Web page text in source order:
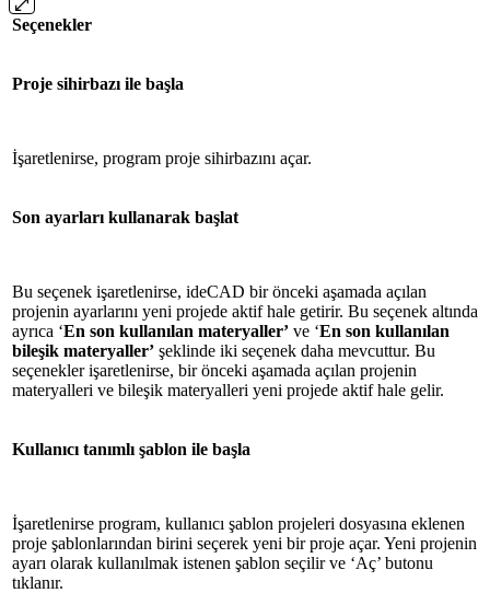
Seçenekler
Proje sihirbazı ile başla
İşaretlenirse, program proje sihirbazını açar.
Son ayarları kullanarak başlat
Bu seçenek işaretlenirse, ideCAD bir önceki aşamada açılan
projenin ayarlarını yeni projede aktif hale getirir. Bu seçenek altında
ayrıca ‘En son kullanılan materyaller’ ve ‘En son kullanılan
bileşik materyaller’ şeklinde iki seçenek daha mevcuttur. Bu
seçenekler işaretlenirse, bir önceki aşamada açılan projenin
materyalleri ve bileşik materyalleri yeni projede aktif hale gelir.
Kullanıcı tanımlı şablon ile başla
İşaretlenirse program, kullanıcı şablon projeleri dosyasına eklenen
proje şablonlarından birini seçerek yeni bir proje açar. Yeni projenin
ayarı olarak kullanılmak istenen şablon seçilir ve ‘Aç’ butonu
tıklanır.